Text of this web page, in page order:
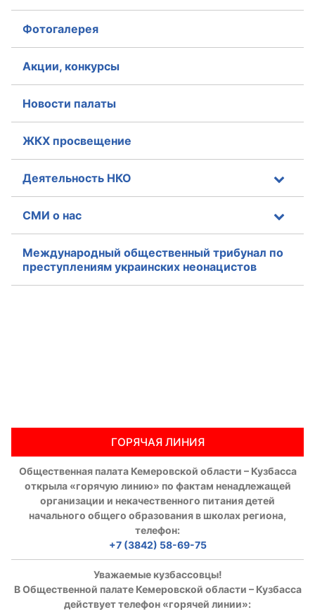
Структура Палаты
Экспертный совет ОП КО
Общественный штаб
Члены ОП КО
Регламент ОП КО
Кодекс этики ОП КО
Доходы руководителя за 2024 г.
Фотогалерея
Акции, конкурсы
Новости палаты
ЖКХ просвещение
Деятельность НКО
СМИ о нас
Международный общественный трибунал по
преступлениям украинских неонацистов
ГОРЯЧАЯ ЛИНИЯ
Общественная палата Кемеровской области – Кузбасса
открыла «горячую линию» по фактам ненадлежащей
организации и некачественного питания детей
начального общего образования в школах региона,
телефон:
+7 (3842) 58-69-75
Уважаемые кузбассовцы!
В Общественной палате Кемеровской области – Кузбасса
действует телефон «горячей линии»: